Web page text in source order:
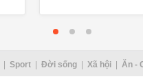
Sport Đời sống Xã hội Ăn -